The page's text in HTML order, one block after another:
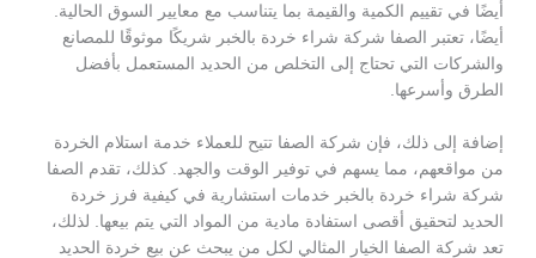
أيضًا في تقييم الكمية والقيمة بما يتناسب مع معايير السوق الحالية.
أيضًا، تعتبر الصفا شركة شراء خردة بالخبر شريكًا موثوقًا للمصانع
والشركات التي تحتاج إلى التخلص من الحديد المستعمل بأفضل
الطرق وأسرعها.
إضافة إلى ذلك، فإن شركة الصفا تتيح للعملاء خدمة استلام الخردة
من مواقعهم، مما يسهم في توفير الوقت والجهد. كذلك، تقدم الصفا
شركة شراء خردة بالخبر خدمات استشارية في كيفية فرز خردة
الحديد لتحقيق أقصى استفادة مادية من المواد التي يتم بيعها. لذلك،
تعد شركة الصفا الخيار المثالي لكل من يبحث عن بيع خردة الحديد